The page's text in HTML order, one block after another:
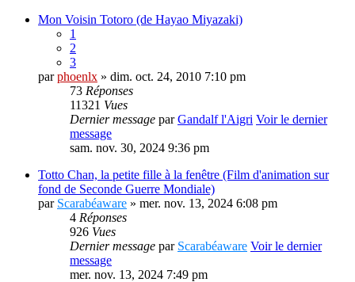
Mon Voisin Totoro (de Hayao Miyazaki)
1
2
3
parphoenlx » dim. oct. 24, 2010 7:10 pm
73 Réponses
11321 Vues
Dernier message parGandalf l'Aigri Voir le dernier
message
sam. nov. 30, 2024 9:36 pm
Totto Chan, la petite fille à la fenêtre (Film d'animation sur
fond de Seconde Guerre Mondiale)
par Scarabéaware » mer. nov. 13, 2024 6:08 pm
4 Réponses
926 Vues
Dernier message par Scarabéaware Voir le dernier
message
mer. nov. 13, 2024 7:49 pm